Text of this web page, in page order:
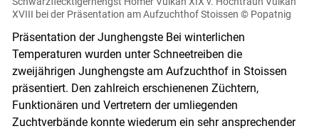
XVIII bei der Präsentation am Aufzuchthof Stoissen © Popatnig
Präsentation der Junghengste Bei winterlichen
Temperaturen wurden unter Schneetreiben die
zweijährigen Junghengste am Aufzuchthof in Stoissen
präsentiert. Den zahlreich erschienenen Züchtern,
Funktionären und Vertretern der umliegenden
Zuchtverbände konnte wiederum ein sehr ansprechender